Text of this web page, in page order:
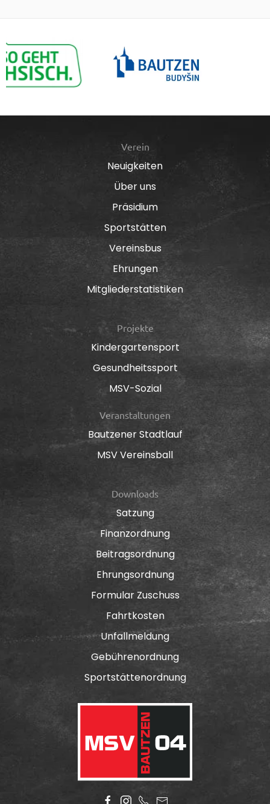
Verein
Neuigkeiten
Über uns
Präsidium
Sportstätten
Vereinsbus
Ehrungen
Mitgliederstatistiken
Projekte
Kindergartensport
Gesundheitssport
MSV-Sozial
Veranstaltungen
Bautzener Stadtlauf
MSV Vereinsball
Downloads
Satzung
Finanzordnung
Beitragsordnung
Ehrungsordnung
Formular Zuschuss
Fahrtkosten
Unfallmeldung
Gebührenordnung
Sportstättenordnung